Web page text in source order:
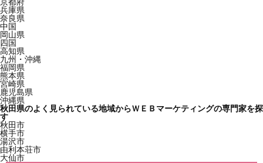
兵庫県
奈良県
中国
岡山県
四国
高知県
九州・沖縄
福岡県
熊本県
宮崎県
鹿児島県
沖縄県
秋田県のよく見られている地域からＷＥＢマーケティングの専門家を探
す
秋田市
横手市
湯沢市
由利本荘市
大仙市